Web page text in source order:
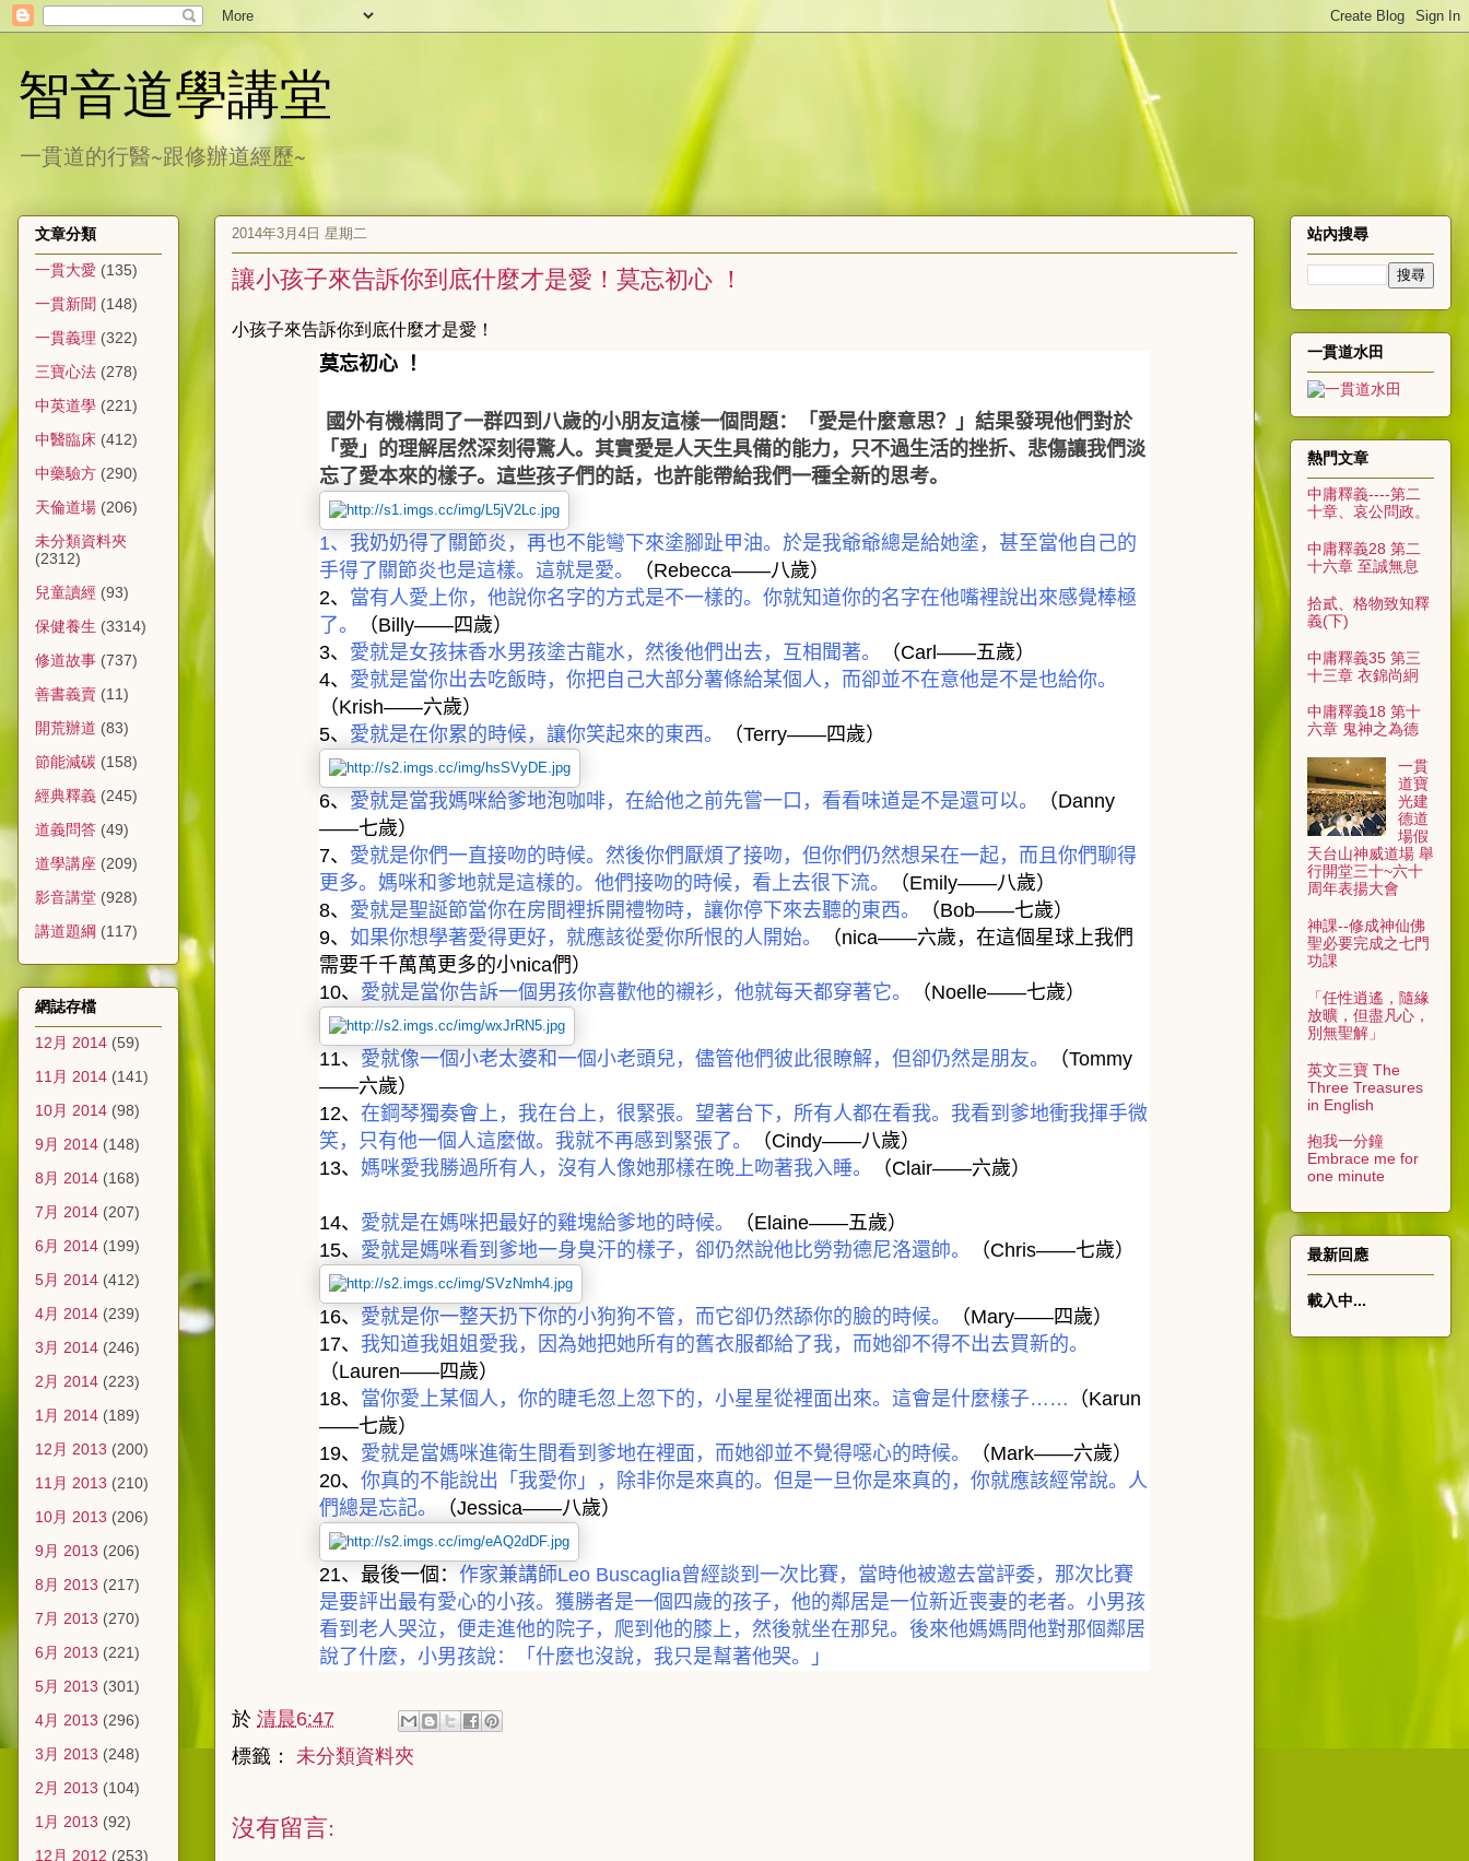
智音道學講堂
一貫道的行醫~跟修辦道經歷~
2014年3月4日 星期二
讓小孩子來告訴你到底什麼才是愛！莫忘初心 ！
小孩子來告訴你到底什麼才是愛！
莫忘初心 ！
國外有機構問了一群四到八歲的小朋友這樣一個問題：「愛是什麼意思？」結果發現他們對於
「愛」的理解居然深刻得驚人。其實愛是人天生具備的能力，只不過生活的挫折、悲傷讓我們淡
忘了愛本來的樣子。這些孩子們的話，也許能帶給我們一種全新的思考。
1、我奶奶得了關節炎，再也不能彎下來塗腳趾甲油。於是我爺爺總是給她塗，甚至當他自己的
手得了關節炎也是這樣。這就是愛。
（Rebecca——八歲）
2、 當有人愛上你，他說你名字的方式是不一樣的。你就知道你的名字在他嘴裡說出來感覺棒極
了。
（Billy——四歲）
3、 愛就是女孩抹香水男孩塗古龍水，然後他們出去，互相聞著。 （Carl——五歲）
4、 愛就是當你出去吃飯時，你把自己大部分薯條給某個人，而卻並不在意他是不是也給你。
（Krish——六歲）
5、 愛就是在你累的時候，讓你笑起來的東西。 （Terry——四歲）
6、 愛就是當我媽咪給爹地泡咖啡，在給他之前先嘗一口，看看味道是不是還可以。 （Danny
——七歲）
7、 愛就是你們一直接吻的時候。然後你們厭煩了接吻，但你們仍然想呆在一起，而且你們聊得
更多。媽咪和爹地就是這樣的。他們接吻的時候，看上去很下流。
（Emily——八歲）
8、 愛就是聖誕節當你在房間裡拆開禮物時，讓你停下來去聽的東西。 （Bob——七歲）
9、 如果你想學著愛得更好，就應該從愛你所恨的人開始。 （nica——六歲，在這個星球上我們
需要千千萬萬更多的小nica們）
10、 愛就是當你告訴一個男孩你喜歡他的襯衫，他就每天都穿著它。 （Noelle——七歲）
11、 愛就像一個小老太婆和一個小老頭兒，儘管他們彼此很瞭解，但卻仍然是朋友。 （Tommy
——六歲）
12、 在鋼琴獨奏會上，我在台上，很緊張。望著台下，所有人都在看我。我看到爹地衝我揮手微
笑，只有他一個人這麼做。我就不再感到緊張了。
（Cindy——八歲）
13、 媽咪愛我勝過所有人，沒有人像她那樣在晚上吻著我入睡。 （Clair——六歲）
14、 愛就是在媽咪把最好的雞塊給爹地的時候。 （Elaine——五歲）
15、 愛就是媽咪看到爹地一身臭汗的樣子，卻仍然說他比勞勃德尼洛還帥。 （Chris——七歲）
16、 愛就是你一整天扔下你的小狗狗不管，而它卻仍然舔你的臉的時候。 （Mary——四歲）
17、 我知道我姐姐愛我，因為她把她所有的舊衣服都給了我，而她卻不得不出去買新的。
（Lauren——四歲）
18、 當你愛上某個人，你的睫毛忽上忽下的，小星星從裡面出來。這會是什麼樣子…… （Karun
——七歲）
19、 愛就是當媽咪進衛生間看到爹地在裡面，而她卻並不覺得噁心的時候。 （Mark——六歲）
20、 你真的不能說出「我愛你」，除非你是來真的。但是一旦你是來真的，你就應該經常說。人
們總是忘記。
（Jessica——八歲）
21、最後一個： 作家兼講師Leo Buscaglia曾經談到一次比賽，當時他被邀去當評委，那次比賽
是要評出最有愛心的小孩。獲勝者是一個四歲的孩子，他的鄰居是一位新近喪妻的老者。小男孩
看到老人哭泣，便走進他的院子，爬到他的膝上，然後就坐在那兒。後來他媽媽問他對那個鄰居
說了什麼，小男孩說：「什麼也沒說，我只是幫著他哭。」
於 清晨6:47
標籤： 未分類資料夾
沒有留言:
文章分類
一貫大愛 (135)
一貫新聞 (148)
一貫義理 (322)
三寶心法 (278)
中英道學 (221)
中醫臨床 (412)
中藥驗方 (290)
天倫道場 (206)
未分類資料夾
(2312)
兒童讀經 (93)
保健養生 (3314)
修道故事 (737)
善書義賣 (11)
開荒辦道 (83)
節能減碳 (158)
經典釋義 (245)
道義問答 (49)
道學講座 (209)
影音講堂 (928)
講道題綱 (117)
網誌存檔
12月 2014 (59)
11月 2014 (141)
10月 2014 (98)
9月 2014 (148)
8月 2014 (168)
7月 2014 (207)
6月 2014 (199)
5月 2014 (412)
4月 2014 (239)
3月 2014 (246)
2月 2014 (223)
1月 2014 (189)
12月 2013 (200)
11月 2013 (210)
10月 2013 (206)
9月 2013 (206)
8月 2013 (217)
7月 2013 (270)
6月 2013 (221)
5月 2013 (301)
4月 2013 (296)
3月 2013 (248)
2月 2013 (104)
1月 2013 (92)
12月 2012 (253)
站內搜尋
一貫道水田
熱門文章
中庸釋義----第二
十章、哀公問政。
中庸釋義28 第二
十六章 至誠無息
拾貳、格物致知釋
義(下)
中庸釋義35 第三
十三章 衣錦尚絅
中庸釋義18 第十
六章 鬼神之為德
一貫
道寶
光建
德道
場假
天台山神威道場 舉
行開堂三十~六十
周年表揚大會
神課--修成神仙佛
聖必要完成之七門
功課
「任性逍遙，隨緣
放曠，但盡凡心，
別無聖解」
英文三寶 The
Three Treasures
in English
抱我一分鐘
Embrace me for
one minute
最新回應
載入中...